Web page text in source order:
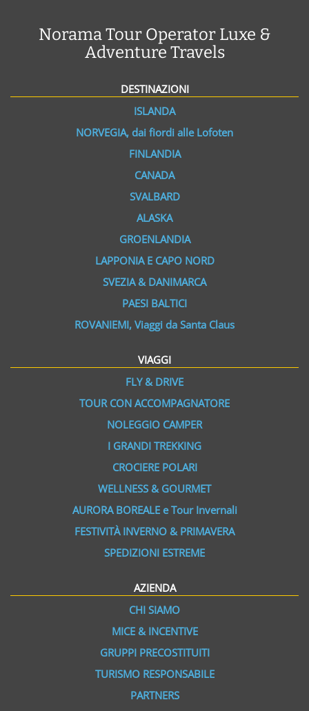
Norama Tour Operator Luxe &
Adventure Travels
DESTINAZIONI
ISLANDA
NORVEGIA, dai fiordi alle Lofoten
FINLANDIA
CANADA
SVALBARD
ALASKA
GROENLANDIA
LAPPONIA E CAPO NORD
SVEZIA & DANIMARCA
PAESI BALTICI
ROVANIEMI, Viaggi da Santa Claus
VIAGGI
FLY & DRIVE
TOUR CON ACCOMPAGNATORE
NOLEGGIO CAMPER
I GRANDI TREKKING
CROCIERE POLARI
WELLNESS & GOURMET
AURORA BOREALE e Tour Invernali
FESTIVITÀ INVERNO & PRIMAVERA
SPEDIZIONI ESTREME
AZIENDA
CHI SIAMO
MICE & INCENTIVE
GRUPPI PRECOSTITUITI
TURISMO RESPONSABILE
PARTNERS